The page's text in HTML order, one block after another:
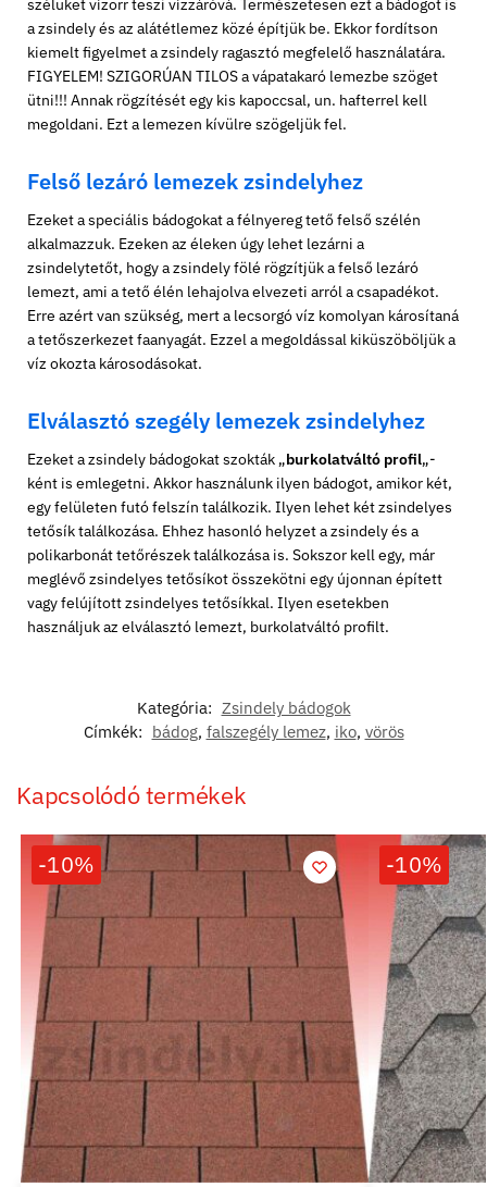
szélüket vízorr teszi vízzáróvá. Természetesen ezt a bádogot is
a zsindely és az alátétlemez közé építjük be. Ekkor fordítson
kiemelt figyelmet a zsindely ragasztó megfelelő használatára.
FIGYELEM! SZIGORÚAN TILOS a vápatakaró lemezbe szöget
ütni!!! Annak rögzítését egy kis kapoccsal, un. hafterrel kell
megoldani. Ezt a lemezen kívülre szögeljük fel.
Felső lezáró lemezek zsindelyhez
Ezeket a speciális bádogokat a félnyereg tető felső szélén
alkalmazzuk. Ezeken az éleken úgy lehet lezárni a
zsindelytetőt, hogy a zsindely fölé rögzítjük a felső lezáró
lemezt, ami a tető élén lehajolva elvezeti arról a csapadékot.
Erre azért van szükség, mert a lecsorgó víz komolyan károsítaná
a tetőszerkezet faanyagát. Ezzel a megoldással kiküszöböljük a
víz okozta károsodásokat.
Elválasztó szegély lemezek zsindelyhez
Ezeket a zsindely bádogokat szokták „burkolatváltó profil„-
ként is emlegetni. Akkor használunk ilyen bádogot, amikor két,
egy felületen futó felszín találkozik. Ilyen lehet két zsindelyes
tetősík találkozása. Ehhez hasonló helyzet a zsindely és a
polikarbonát tetőrészek találkozása is. Sokszor kell egy, már
meglévő zsindelyes tetősíkot összekötni egy újonnan épített
vagy felújított zsindelyes tetősíkkal. Ilyen esetekben
használjuk az elválasztó lemezt, burkolatváltó profilt.
Kategória: Zsindely bádogok
Címkék: bádog, falszegély lemez, iko, vörös
Kapcsolódó termékek
-10% -10%